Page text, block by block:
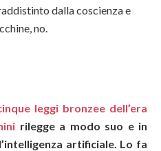
dalla coscienza e
no.
leggi bronzee dell’era
rilegge a modo suo e in
artificiale. Lo fa